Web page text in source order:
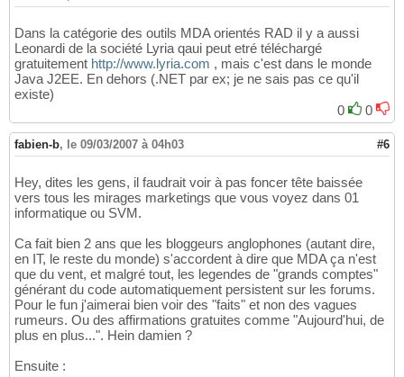
Dans la catégorie des outils MDA orientés RAD il y a aussi
Leonardi de la société Lyria qaui peut etré téléchargé
gratuitement http://www.lyria.com , mais c'est dans le monde
Java J2EE. En dehors (.NET par ex; je ne sais pas ce qu'il
existe)
0
0
fabien-b, le 09/03/2007 à 04h03 #6
Hey, dites les gens, il faudrait voir à pas foncer tête baissée
vers tous les mirages marketings que vous voyez dans 01
informatique ou SVM.
Ca fait bien 2 ans que les bloggeurs anglophones (autant dire,
en IT, le reste du monde) s'accordent à dire que MDA ça n'est
que du vent, et malgré tout, les legendes de "grands comptes"
générant du code automatiquement persistent sur les forums.
Pour le fun j'aimerai bien voir des "faits" et non des vagues
rumeurs. Ou des affirmations gratuites comme "Aujourd'hui, de
plus en plus...". Hein damien ?
Ensuite :